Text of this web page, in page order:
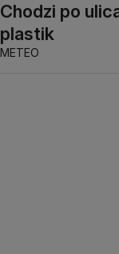
Chodzi po
plastik
METEO